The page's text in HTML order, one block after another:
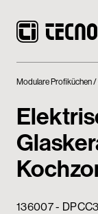
Produkte
Modulare Profiküchen
136007 -